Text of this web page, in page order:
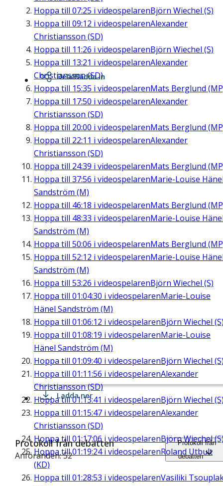
Hoppa till 07:25 i videospelarenBjörn Wiechel (S)
Hoppa till 09:12 i videospelarenAlexander
Christiansson (SD)
Hoppa till 11:26 i videospelarenBjörn Wiechel (S)
Hoppa till 13:21 i videospelarenAlexander
Christiansson (SD)
Hoppa till 15:35 i videospelarenMats Berglund
Hoppa till 17:50 i videospelarenAlexander
Christiansson (SD)
Hoppa till 20:00 i videospelarenMats Berglund
Hoppa till 22:11 i videospelarenAlexander
Christiansson (SD)
Hoppa till 24:39 i videospelarenMats Berglund
Hoppa till 37:56 i videospelarenMarie-Louise
Sandström (M)
Hoppa till 46:18 i videospelarenMats Berglund
Hoppa till 48:33 i videospelarenMarie-Louise
Sandström (M)
Hoppa till 50:06 i videospelarenMats Berglund
Hoppa till 52:12 i videospelarenMarie-Louise
Sandström (M)
Hoppa till 53:26 i videospelarenBjörn Wiechel (S)
Hoppa till 01:04:30 i videospelarenMarie-Louise
Hänel Sandström (M)
Hoppa till 01:06:12 i videospelarenBjörn Wiechel
Hoppa till 01:08:19 i videospelarenMarie-Louise
Hänel Sandström (M)
Hoppa till 01:09:40 i videospelarenBjörn Wiechel
Hoppa till 01:11:56 i videospelarenAlexander
Christiansson (SD)
Hoppa till01:13:41 i videospelarenBjörn Wiechel
Hoppa till 01:15:47 i videospelarenAlexander
Christiansson (SD)
Hoppa till 01:17:06 i videospelarenBjörn Wiechel
Hoppa till01:19:24i videospelarenRoland Utbult
(KD)
Hoppa till 01:28:53 i videospelarenVasiliki
Dela/Bädda in
Ladda ner
Protokoll från debatten
Anföranden: 52
Protokoll från
debatten